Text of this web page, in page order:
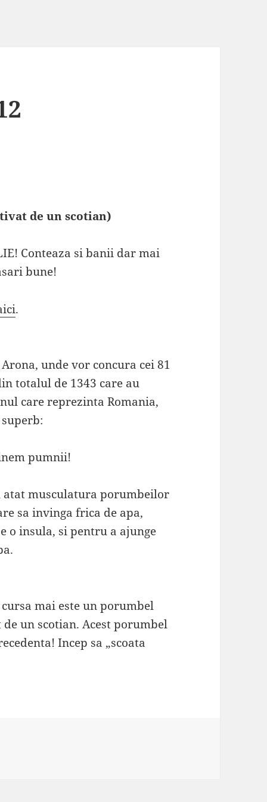
de un scotian)
Conteaza si banii dar mai
bune!
.
unde vor concura cei 81
totalul de 1343 care au
care reprezinta Romania,
pumnii!
musculatura porumbeilor
sa invinga frica de apa,
o insula, si pentru a ajunge
mai este un porumbel
un scotian. Acest porumbel
Incep sa „scoata